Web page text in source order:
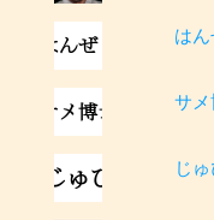
はん
サメ
じ